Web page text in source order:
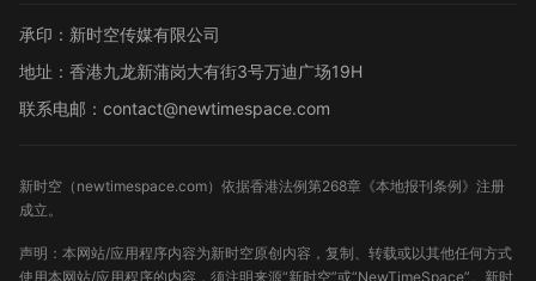
承印：新时空传媒有限公司
地址：香港九龙新蒲岗大有街3号万迪广场19H
联系电邮：contact@newtimespace.com
新时空（ newtimespace.com）依据香港法例第268章《本地报刊条例》注册
成立。
声明：本网站/应用程序内容为新时空原创内容，复制、转载或以其他任何方式
使用本网站/应用程序的内容，须注明来源“新时空”或“NewTimeSpace”。新时